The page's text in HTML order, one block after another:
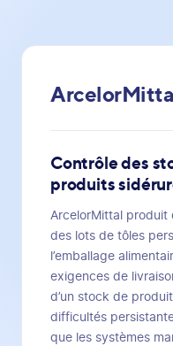
Contrôle des
produits
ArcelorMittal produit
des lots de tôles
l’emballage
exigences de
d’un stock de
difficultés
que les systèmes